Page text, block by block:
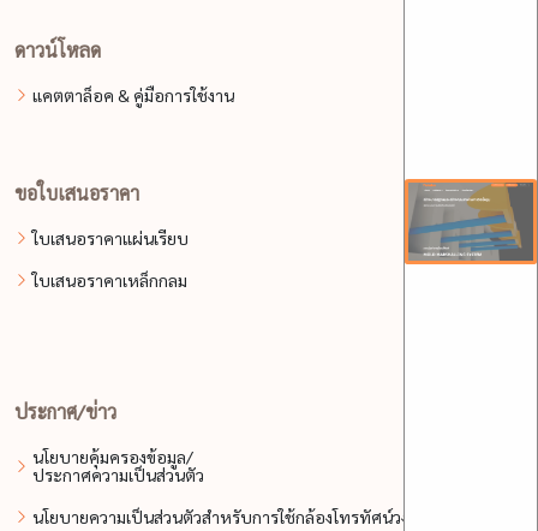
ดาวน์โหลด
แคตตาล็อค & คู่มือการใช้งาน
ขอใบเสนอราคา
ใบเสนอราคาแผ่นเรียบ
ใบเสนอราคาเหล็กกลม
ประกาศ/ข่าว
นโยบายคุ้มครองข้อมูล/
ประกาศความเป็นส่วนตัว
นโยบายความเป็นส่วนตัวสำหรับการใช้กล้องโทรทัศน์วงจรปิด